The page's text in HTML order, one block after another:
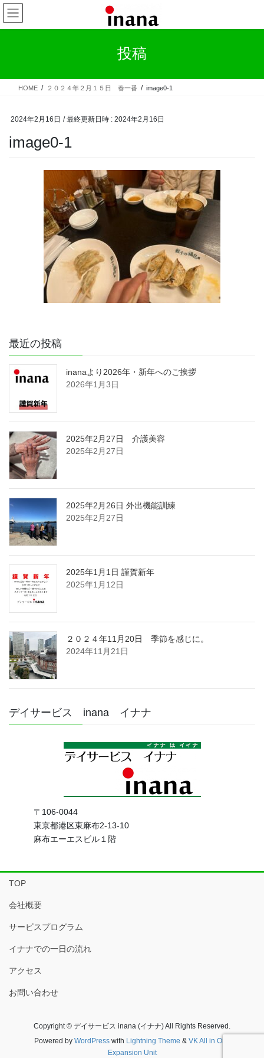
コ
ン
テ
ス
ナ
ビ
ゲ
ン
投稿
HOME ２０２４年２月１５日 春一番 image0-1
2024年2月16日 / 最終更新日時 : 2024年2月16日
image0-1
最近の投稿
inanaより2026年・新年へのご挨拶
2026年1月3日
2025年2月27日 介護美容
2025年2月27日
2025年2月26日 外出機能訓練
2025年2月27日
2025年1月1日 謹賀新年
2025年1月12日
２０２４年11月20日 季節を感じに。
2024年11月21日
デイサービス inana イナナ
〒106-0044
東京都港区東麻布2-13-10
麻布エーエスビル１階
TOP
会社概要
サービスプログラム
イナナでの一日の流れ
アクセス
お問い合わせ
Copyright © デイサービス inana (イナナ) All Rights Reserved.
Powered by WordPresswith Lightning Theme & VK All in One
Expansion Unit